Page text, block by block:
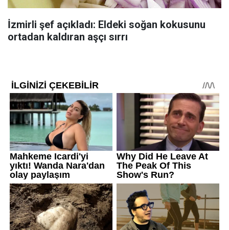
İzmirli şef açıkladı: Eldeki soğan kokusunu
ortadan kaldıran aşçı sırrı